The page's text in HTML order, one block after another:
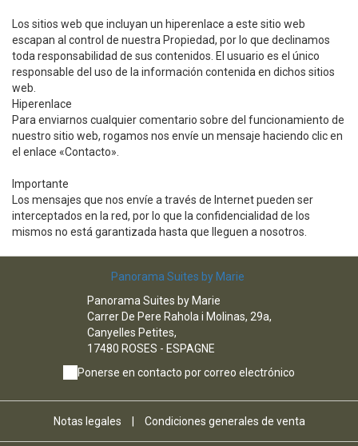
Los sitios web que incluyan un hiperenlace a este sitio web
escapan al control de nuestra Propiedad, por lo que declinamos
toda responsabilidad de sus contenidos. El usuario es el único
responsable del uso de la información contenida en dichos sitios
web.
Hiperenlace
Para enviarnos cualquier comentario sobre del funcionamiento de
nuestro sitio web, rogamos nos envíe un mensaje haciendo clic en
el enlace «Contacto».
Importante
Los mensajes que nos envíe a través de Internet pueden ser
interceptados en la red, por lo que la confidencialidad de los
mismos no está garantizada hasta que lleguen a nosotros.
Panorama Suites by Marie
Panorama Suites by Marie
Carrer De Pere Rahola i Molinas, 29a,
Canyelles Petites,
17480 ROSES - ESPAGNE
Ponerse en contacto por correo electrónico
Notas legales Condiciones generales de venta